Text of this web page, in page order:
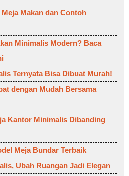
Makan dan Contoh
Minimalis Modern? Baca
Ternyata Bisa Dibuat Murah!
dengan Mudah Bersama
Kantor Minimalis Dibanding
Meja Bundar Terbaik
Ubah Ruangan Jadi Elegan